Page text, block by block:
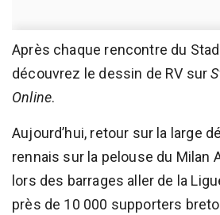
Après chaque rencontre du
découvrez le dessin de RV sur
Online.
Aujourd’hui, retour sur la large
rennais sur la pelouse du Milan
lors des barrages aller de la
près de 10 000 supporters